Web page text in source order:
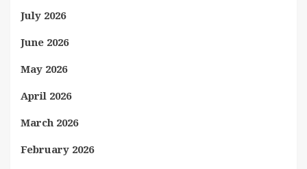
July 2026
June 2026
May 2026
April 2026
March 2026
February 2026